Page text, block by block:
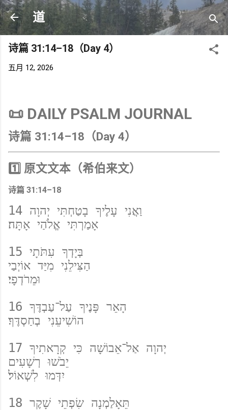
跳至主要内容
道
诗篇 31:14–18（Day 4）
五月 12, 2026
📜 DAILY PSALM JOURNAL
诗篇 31:14–18（Day 4）
1️⃣ 原文文本（希伯来文）
诗篇 31:14–18